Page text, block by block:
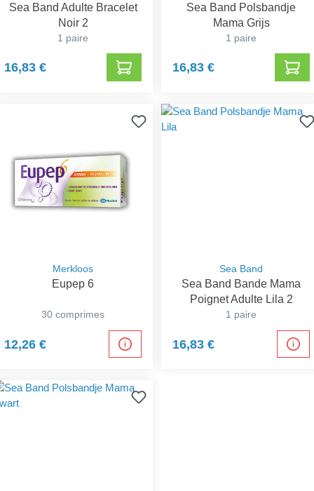
Sea Band Adulte Bracelet
Noir 2
1 paire
16,83 €
Sea Band Polsbandje
Mama Grijs
1 paire
16,83 €
Merkloos
Eupep 6
30 comprimes
12,26 €
Sea Band
Sea Band Bande Mama
Poignet Adulte Lila 2
1 paire
16,83 €